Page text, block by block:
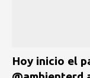
Hoy inicio el